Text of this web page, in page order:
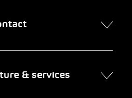
& services